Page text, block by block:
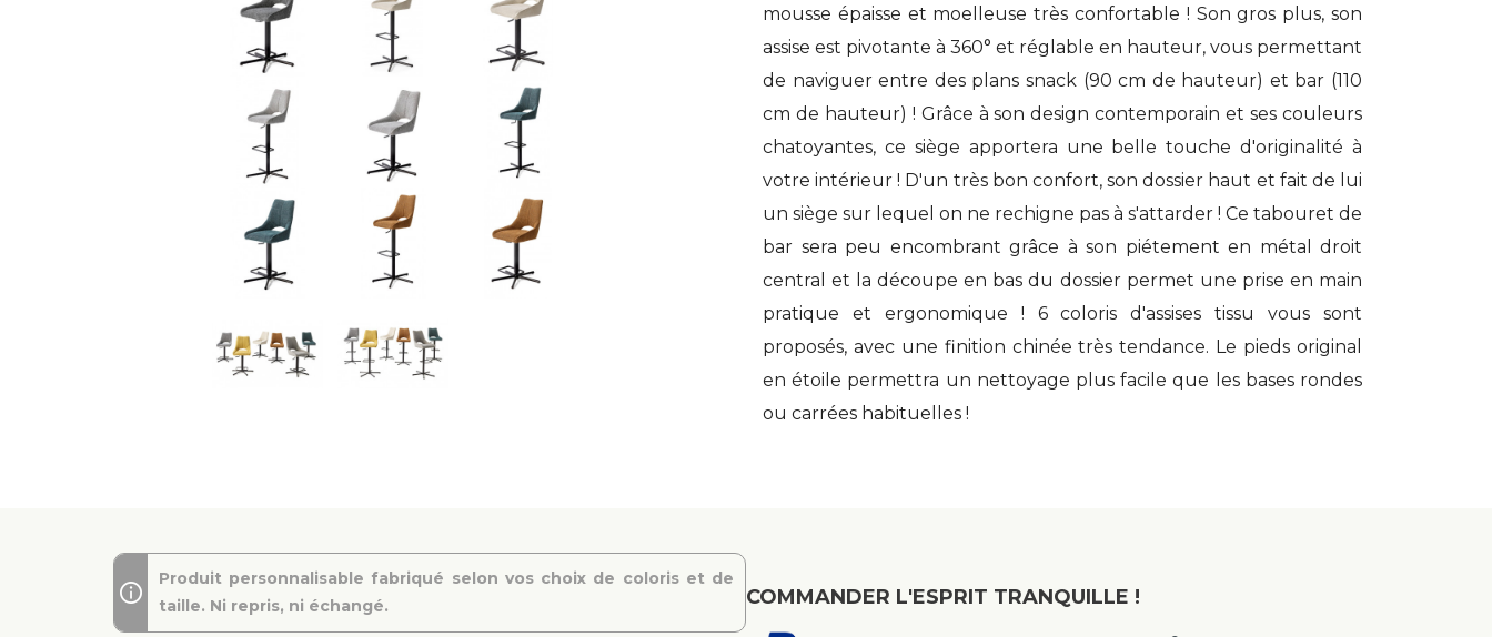
mousse épaisse et moelleuse très confortable ! Son gros plus, son
assise est pivotante à 360° et réglable en hauteur, vous permettant
de naviguer entre des plans snack (90 cm de hauteur) et bar (110
cm de hauteur) ! Grâce à son design contemporain et ses couleurs
chatoyantes, ce siège apportera une belle touche d'originalité à
votre intérieur ! D'un très bon confort, son dossier haut et fait de lui
un siège sur lequel on ne rechigne pas à s'attarder ! Ce tabouret de
bar sera peu encombrant grâce à son piétement en métal droit
central et la découpe en bas du dossier permet une prise en main
pratique et ergonomique ! 6 coloris d'assises tissu vous sont
proposés, avec une finition chinée très tendance. Le pieds original
en étoile permettra un nettoyage plus facile que les bases rondes
ou carrées habituelles !
Produit personnalisable fabriqué selon vos choix de coloris et de
taille. Ni repris, ni échangé.
COMMANDER L'ESPRIT TRANQUILLE !